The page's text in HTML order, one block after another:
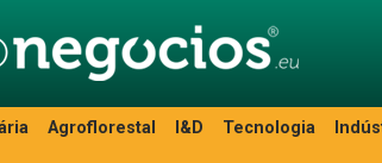
Agroflorestal I&D Tecnologia